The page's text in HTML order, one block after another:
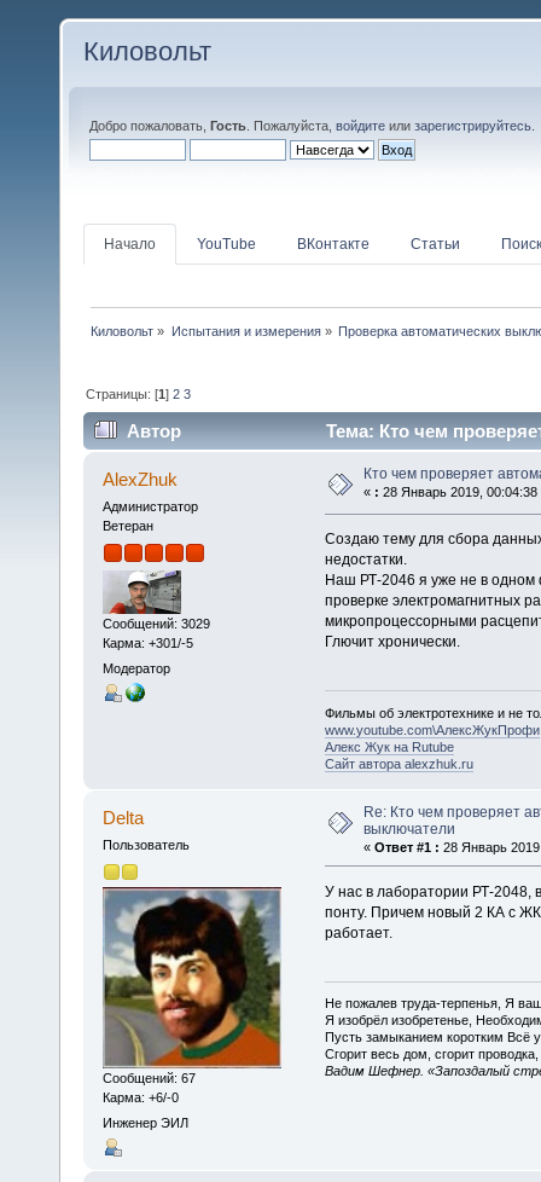
Киловольт
Добро пожаловать, Гость . Пожалуйста, войдите или зарегистрируйтесь
Начало YouTube ВКонтакте Статьи Поиск
Киловольт » Испытания и измерения» Проверка автоматических
Страницы: [1]2 3
Автор Тема: Кто чем
AlexZhuk
Администратор
Ветеран
Сообщений: 3029
Карма: +301/-5
Модератор
Кто чем проверяет
« : 28 Январь 2019, 00:04:38
Создаю тему для сбора
недостатки.
Наш РТ-2046 я уже не в одном
проверке электромагнитных
микропроцессорными
Глючит хронически.
Фильмы об электротехнике и не
www.youtube.com\АлексЖукПрофи
Алекс Жук на Rutube
Сайт автора alexzhuk.ru
Delta
Пользователь
Сообщений: 67
Карма: +6/-0
Инженер ЭИЛ
Re: Кто чем проверяет
выключатели
« Ответ #1 : 28 Январь
У нас в лаборатории РТ-2048,
понту. Причем новый 2 КА с
работает.
Не пожалев труда-терпенья, Я
Я изобрёл изобретенье,
Пусть замыканием коротким Всё
Сгорит весь дом, сгорит
Вадим Шефнер. «Запоздалый